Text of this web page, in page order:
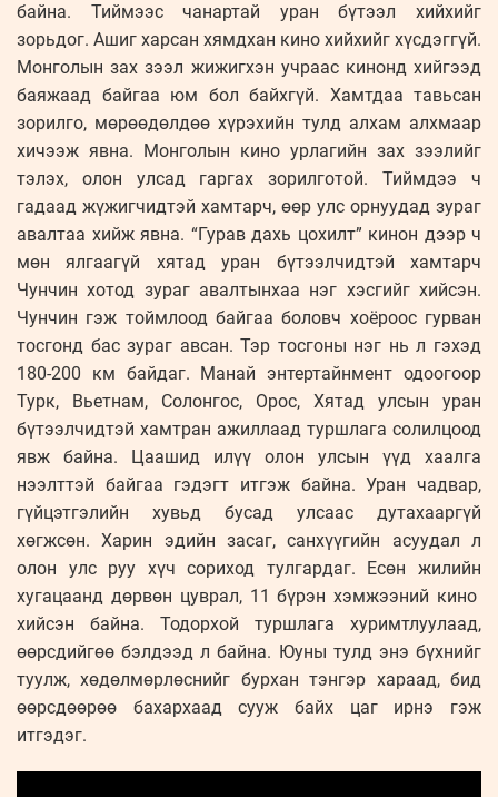
байна. Тиймээс чанартай уран бүтээл хийхийг
зорьдог. Ашиг харсан хямдхан кино хийхийг хүсдэггүй.
Монголын зах зээл жижигхэн учраас кинонд хийгээд
баяжаад байгаа юм бол байхгүй. Хамтдаа тавьсан
зорилго, мөрөөдөлдөө хүрэхийн тулд алхам алхмаар
хичээж явна. Монголын кино урлагийн зах зээлийг
тэлэх, олон улсад гаргах зорилготой. Тиймдээ ч
гадаад жүжигчидтэй хамтарч, өөр улс орнуудад зураг
авалтаа хийж явна. “Гурав дахь цохилт” кинон дээр ч
мөн ялгаагүй хятад уран бүтээлчидтэй хамтарч
Чунчин хотод зураг авалтынхаа нэг хэсгийг хийсэн.
Чунчин гэж тоймлоод байгаа боловч хоёроос гурван
тосгонд бас зураг авсан. Тэр тосгоны нэг нь л гэхэд
180-200 км байдаг. Манай энтертайнмент одоогоор
Турк, Вьетнам, Солонгос, Орос, Хятад улсын уран
бүтээлчидтэй хамтран ажиллаад туршлага солилцоод
явж байна. Цаашид илүү олон улсын үүд хаалга
нээлттэй байгаа гэдэгт итгэж байна. Уран чадвар,
гүйцэтгэлийн хувьд бусад улсаас дутахааргүй
хөгжсөн. Харин эдийн засаг, санхүүгийн асуудал л
олон улс руу хүч сориход тулгардаг. Есөн жилийн
хугацаанд дөрвөн цуврал, 11 бүрэн хэмжээний кино
хийсэн байна. Тодорхой туршлага хуримтлуулаад,
өөрсдийгөө бэлдээд л байна. Юуны тулд энэ бүхнийг
туулж, хөдөлмөрлөснийг бурхан тэнгэр хараад, бид
өөрсдөөрөө бахархаад сууж байх цаг ирнэ гэж
итгэдэг.